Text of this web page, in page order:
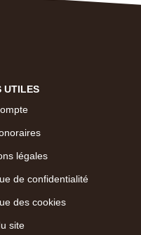
UTILES
légales
de confidentialité
des cookies
site